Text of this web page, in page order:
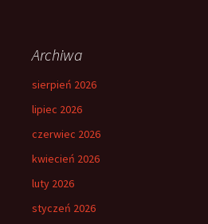
Archiwa
sierpień 2026
lipiec 2026
czerwiec 2026
kwiecień 2026
luty 2026
styczeń 2026